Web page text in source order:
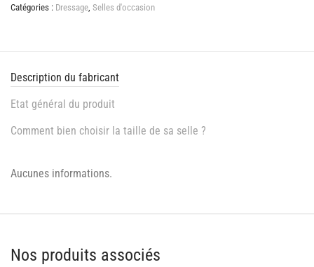
Catégories : Dressage Selles d'occasion
Description du fabricant
Etat général du produit
Comment bien choisir la taille de sa selle ?
Aucunes informations.
Nos produits associés